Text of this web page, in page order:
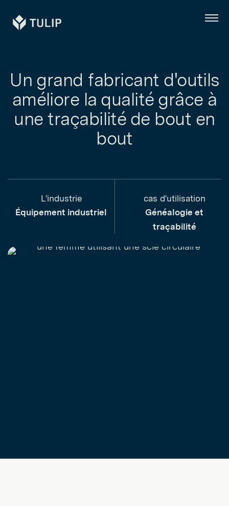
Tulip Menu
Un grand fabricant d'outils
améliore la qualité grâce à
une traçabilité de bout en
bout
L'industrie
Équipement industriel
cas d'utilisation
Généalogie et
traçabilité